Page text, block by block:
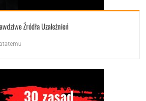
Źródła Uzależnień